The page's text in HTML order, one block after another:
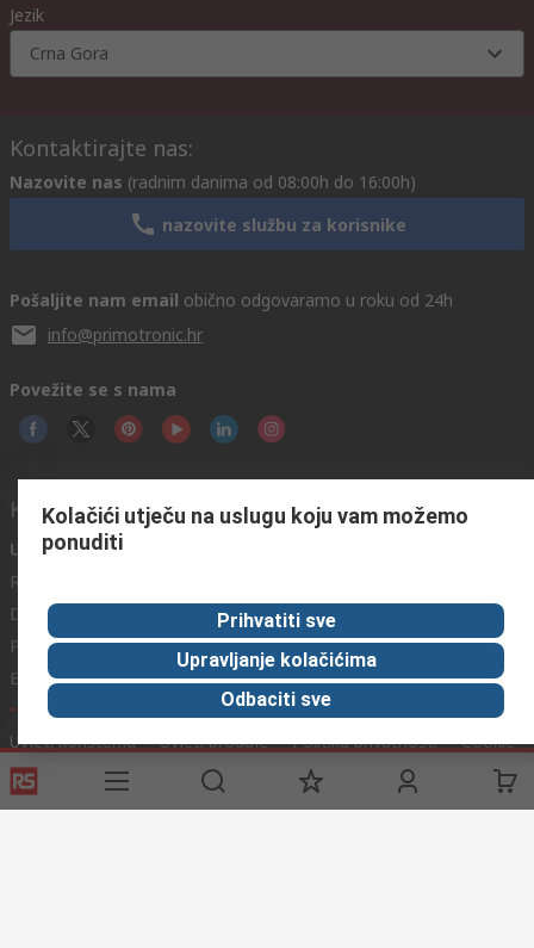
Jezik
Crna Gora
Kontaktirajte nas:
Nazovite nas (radnim danima od 08:00h do 16:00h)
nazovite službu za korisnike
Pošaljite nam email obično odgovaramo u roku od 24h
info@primotronic.hr
Povežite se s nama
Korisne poveznice
Usluge
Registrirajte
Delivery
Payment
Export
RS u svijetu
Korporacija
ESG
Proizvodnja
Uvjeti korištenja Uvjeti prodaje Politika privatnosti
Cookie
Policy
Kolačići utječu na uslugu koju vam možemo
ponuditi
Prihvatiti sve
Upravljanje kolačićima
Odbaciti sve